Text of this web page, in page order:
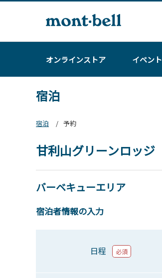
オンラインストア イベント
宿泊
宿泊
予約
甘利山グリーンロッジ
バーベキューエリア
宿泊者情報の入力
日程 必須